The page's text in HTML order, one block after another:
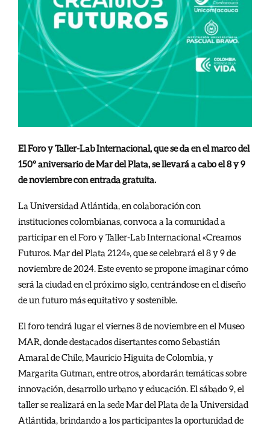
El Foro y Taller-Lab Internacional, que se da en el marco del
150° aniversario de Mar del Plata, se llevará a cabo el 8 y 9
de noviembre con entrada gratuita.
La Universidad Atlántida, en colaboración con
instituciones colombianas, convoca a la comunidad a
participar en el Foro y Taller-Lab Internacional «Creamos
Futuros. Mar del Plata 2124», que se celebrará el 8 y 9 de
noviembre de 2024. Este evento se propone imaginar cómo
será la ciudad en el próximo siglo, centrándose en el diseño
de un futuro más equitativo y sostenible.
El foro tendrá lugar el viernes 8 de noviembre en el Museo
MAR, donde destacados disertantes como Sebastián
Amaral de Chile, Mauricio Higuita de Colombia, y
Margarita Gutman, entre otros, abordarán temáticas sobre
innovación, desarrollo urbano y educación. El sábado 9, el
taller se realizará en la sede Mar del Plata de la Universidad
Atlántida, brindando a los participantes la oportunidad de